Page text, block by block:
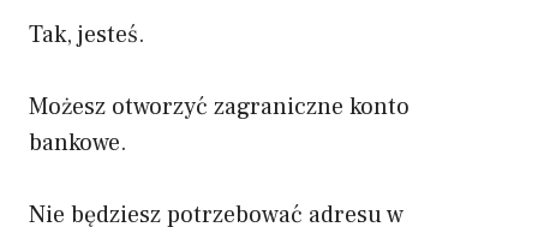
Tak, jesteś.
Możesz otworzyć zagraniczne konto
bankowe.
Nie będziesz potrzebować adresu w